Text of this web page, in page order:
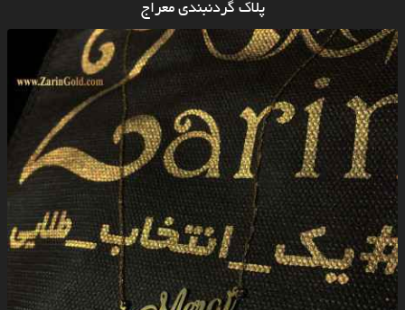
پلاک گردنبندی معراج